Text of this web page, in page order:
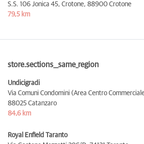
S.S. 106 Jonica 45, Crotone, 88900 Crotone
79,5 km
store.sections__same_region
Undicigradi
Via Comuni Condomini (Area Centro
88025 Catanzaro
84,6 km
Royal Enfield Taranto